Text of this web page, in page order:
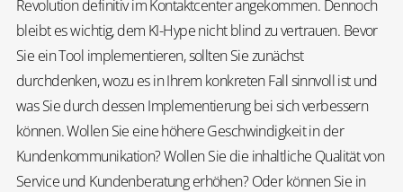
Revolution definitiv im Kontaktcenter angekommen. Dennoch
bleibt es wichtig, dem KI-Hype nicht blind zu vertrauen. Bevor
Sie ein Tool implementieren, sollten Sie zunächst
durchdenken, wozu es in Ihrem konkreten Fall sinnvoll ist und
was Sie durch dessen Implementierung bei sich verbessern
können. Wollen Sie eine höhere Geschwindigkeit in der
Kundenkommunikation? Wollen Sie die inhaltliche Qualität von
Service und Kundenberatung erhöhen? Oder können Sie in